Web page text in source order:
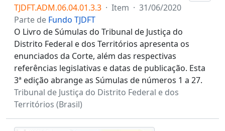
TJDFT.ADM.06.04.01.3.3 · Item · 31/06/2020
Parte de Fundo TJDFT
O Livro de Súmulas do Tribunal de Justiça do
Distrito Federal e dos Territórios apresenta os
enunciados da Corte, além das respectivas
referências legislativas e datas de publicação. Esta
3ª edição abrange as Súmulas de números 1 a 27.
Tribunal de Justiça do Distrito Federal e dos
Territórios (Brasil)